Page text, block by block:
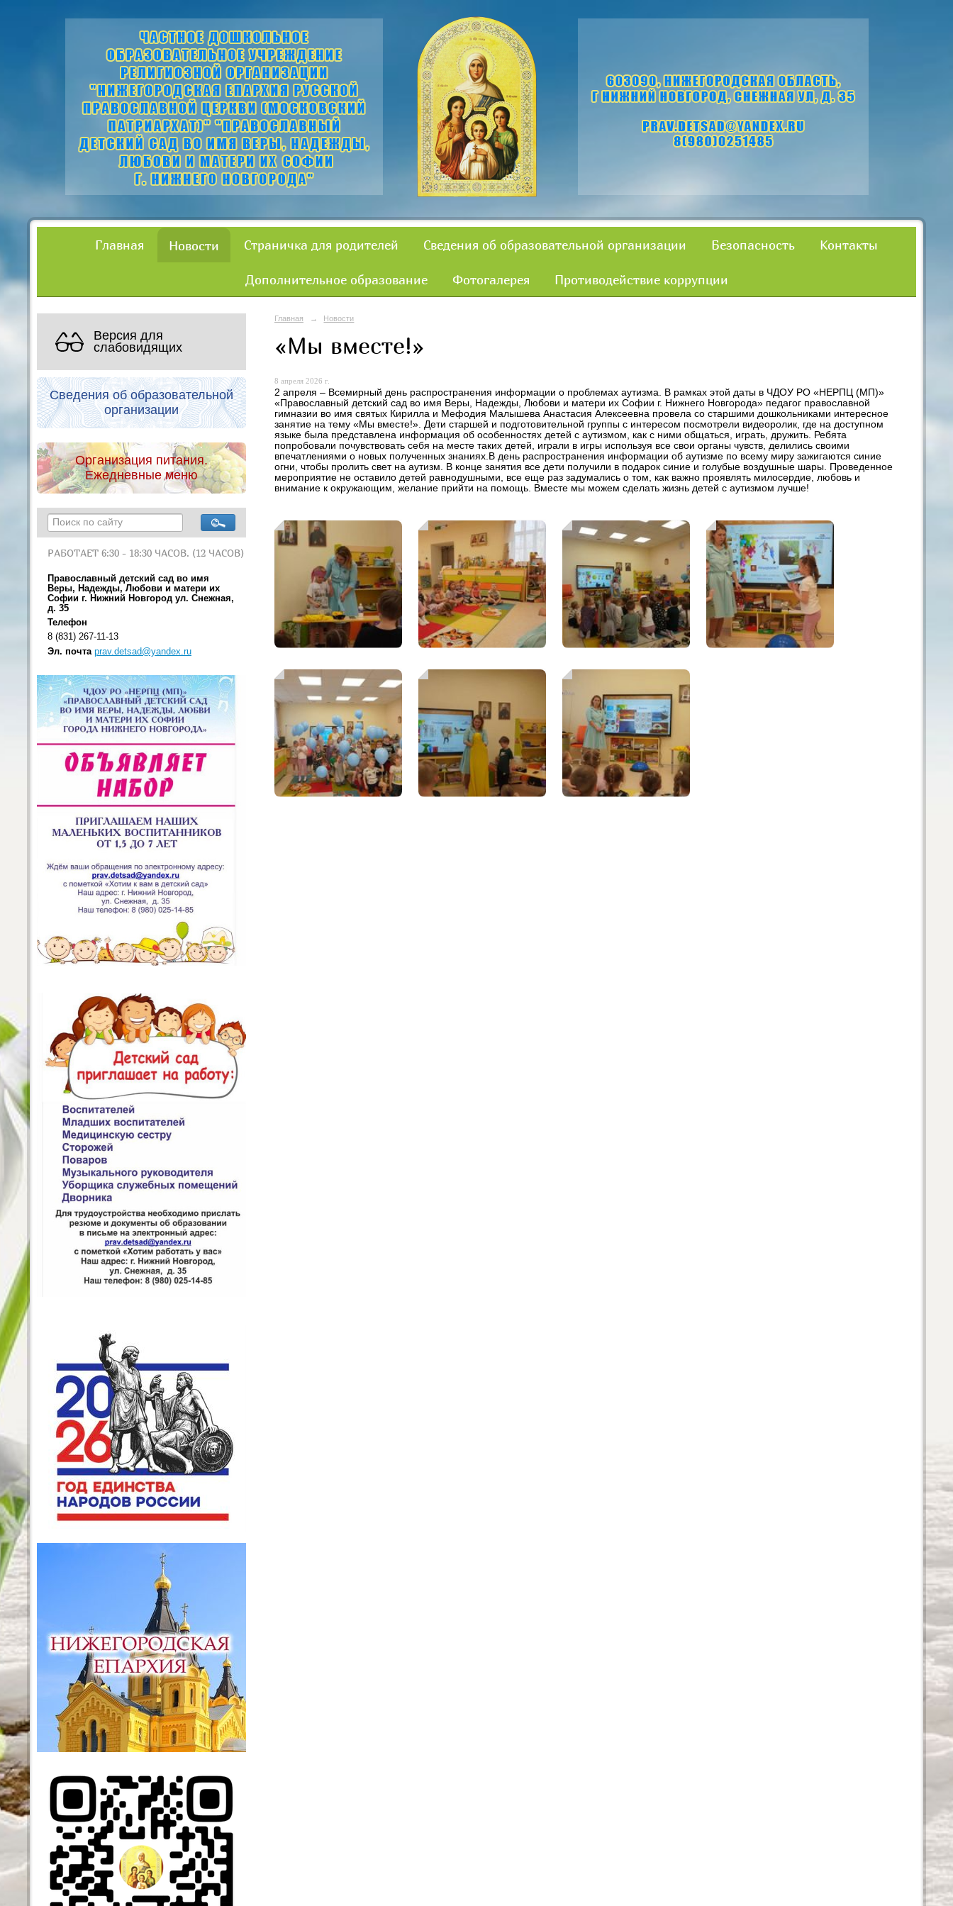
Главная Новости Страничка для родителей Сведения об образовательной организации Безопасность Контакты
Дополнительное образование Фотогалерея Противодействие коррупции
Версия для
слабовидящих
Сведения об образовательной
организации
Организация питания.
Ежедневные меню
РАБОТАЕТ 6:30 - 18:30 ЧАСОВ. (12 ЧАСОВ)
Православный детский сад во имя
Веры, Надежды, Любови и матери их
Софии г. Нижний Новгород ул. Снежная,
д. 35
Телефон
8 (831) 267-11-13
Эл. почта prav.detsad@yandex.ru
Главная → Новости
«Мы вместе!»
8 апреля 2026 г.
2 апреля – Всемирный день распространения информации о проблемах аутизма. В рамках этой даты в ЧДОУ РО «НЕРПЦ (МП)»
«Православный детский сад во имя Веры, Надежды, Любови и матери их Софии г. Нижнего Новгорода» педагог православной
гимназии во имя святых Кирилла и Мефодия Малышева Анастасия Алексеевна провела со старшими дошкольниками интересное
занятие на тему «Мы вместе!». Дети старшей и подготовительной группы с интересом посмотрели видеоролик, где на доступном
языке была представлена информация об особенностях детей с аутизмом, как с ними общаться, играть, дружить. Ребята
попробовали почувствовать себя на месте таких детей, играли в игры используя все свои органы чувств, делились своими
впечатлениями о новых полученных знаниях.В день распространения информации об аутизме по всему миру зажигаются синие
огни, чтобы пролить свет на аутизм. В конце занятия все дети получили в подарок синие и голубые воздушные шары. Проведенное
мероприятие не оставило детей равнодушными, все еще раз задумались о том, как важно проявлять милосердие, любовь и
внимание к окружающим, желание прийти на помощь. Вместе мы можем сделать жизнь детей с аутизмом лучше!